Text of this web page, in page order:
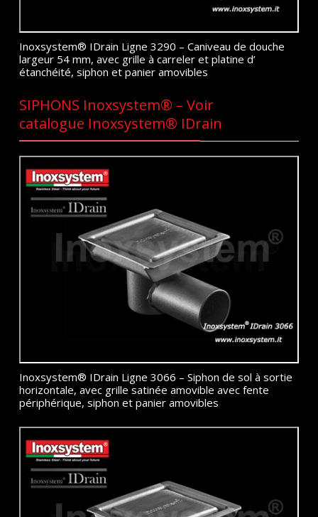
Inoxsystem® IDrain Ligne 3290 – Caniveau de douche
largeur 54 mm, avec grille à carreler et platine d’
étanchéité, siphon et panier amovibles
SIPHONS Inoxsystem® – Voir
catalogue Inoxsystem® IDrain
Inoxsystem® IDrain Ligne 3066 – Siphon de sol à sortie
horizontale, avec grille satinée amovible avec fente
périphérique, siphon et panier amovibles